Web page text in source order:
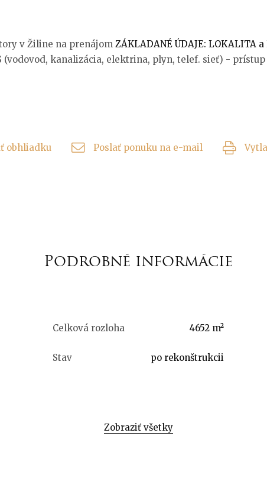
v Žiline na prenájom ZÁKLADANÉ ÚDAJE: LOKALITA a
(vodovod, kanalizácia, elektrina, plyn, telef. sieť) -
obhliadku Poslať ponuku na e-mail
Podrobné informácie
Celková rozloha 4652 m²
Stav po rekonštrukcii
Zobraziť všetky